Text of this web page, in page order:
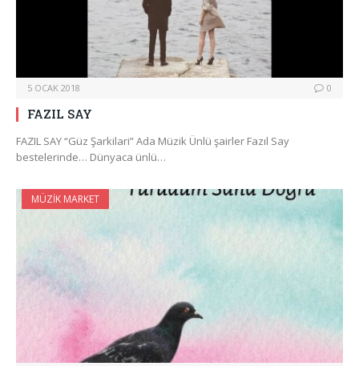
5 OCAK 2018 0
FAZIL SAY
FAZIL SAY “Güz Şarkilari” Ada Müzik Ünlü şairler Fazıl Say
bestelerinde… Dünyaca ünlü…
MÜZIK MARKET